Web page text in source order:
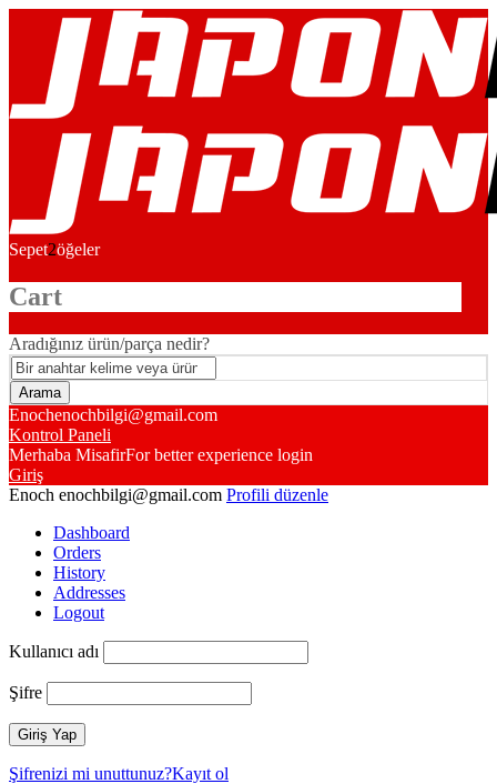
Sepet2öğeler
Cart
Aradığınız ürün/parça nedir?
Enochenochbilgi@gmail.com
Kontrol Paneli
Merhaba MisafirFor better experience login
Giriş
Enoch enochbilgi@gmail.com Profili düzenle
Dashboard
Orders
History
Addresses
Logout
Kullanıcı adı
Şifre
Şifrenizi mi unuttunuz?Kayıt ol